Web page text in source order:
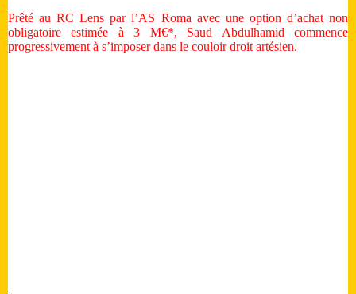
Prêté au RC Lens par l’AS Roma avec une option d’achat non
obligatoire estimée à 3 M€*, Saud Abdulhamid commence
progressivement à s’imposer dans le couloir droit artésien.